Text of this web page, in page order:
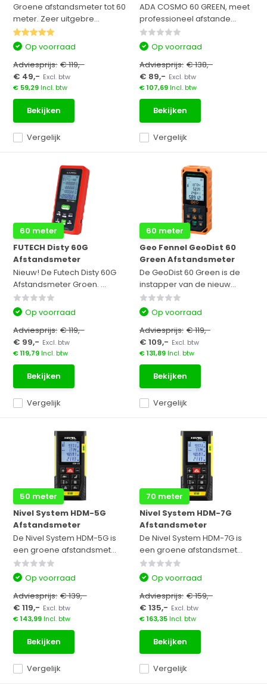
Groene afstandsmeter tot 60
meter. Zeer uitgebre...
Vergelijk
Op voorraad
Adviesprijs: € 119,-
€ 49,- Excl. btw
€ 59,29Incl. btw
Bekijken
ADA COSMO 60 GREEN, meet
professioneel afstande...
Vergelijk
Op voorraad
Adviesprijs: € 138,-
€ 89,- Excl. btw
€ 107,69Incl. btw
Bekijken
60 meter
FUTECH Disty 60G
Afstandsmeter
Nieuw! De Futech Disty 60G
Afstandsmeter Groen. ...
Vergelijk
Op voorraad
Adviesprijs: € 119,-
€ 99,- Excl. btw
€ 119,79Incl. btw
Bekijken
60 meter
Geo Fennel GeoDist 60
Green Afstandsmeter
De GeoDist 60 Green is de
instapper van de nieuw...
Vergelijk
Op voorraad
Adviesprijs: € 119,-
€ 109,- Excl. btw
€ 131,89Incl. btw
Bekijken
50 meter
Nivel System HDM-5G
Afstandsmeter
De Nivel System HDM-5G is
een groene afstandsmet...
Vergelijk
Op voorraad
Adviesprijs: € 139,-
€ 119,- Excl. btw
€ 143,99Incl. btw
Bekijken
70 meter
Nivel System HDM-7G
Afstandsmeter
De Nivel System HDM-7G is
een groene afstandsmet...
Vergelijk
Op voorraad
Adviesprijs: € 159,-
€ 135,- Excl. btw
€ 163,35Incl. btw
Bekijken